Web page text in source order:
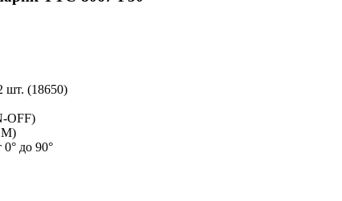
шт. (18650)
OFF)
0° до 90°